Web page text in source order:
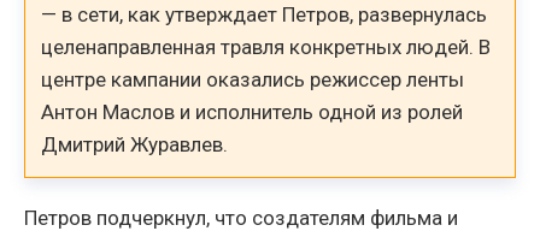
— в сети, как утверждает Петров, развернулась
целенаправленная травля конкретных людей. В
центре кампании оказались режиссер ленты
Антон Маслов и исполнитель одной из ролей
Дмитрий Журавлев.
Петров подчеркнул, что создателям фильма и